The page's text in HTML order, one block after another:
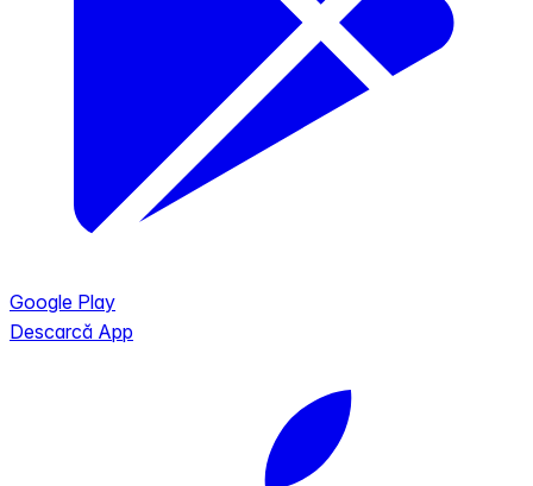
Google Play
Descarcă App